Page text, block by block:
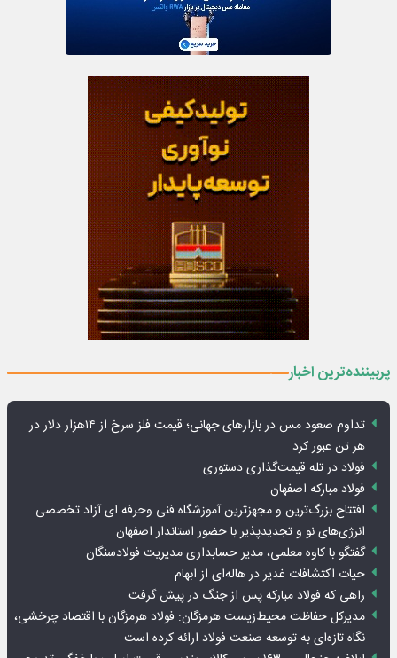
پربیننده‌ترین اخبار
تداوم صعود مس در بازارهای جهانی؛ قیمت فلز سرخ از ۱۴هزار دلار در
هر تن عبور کرد
فولاد در تله قیمت‌گذاری دستوری
فولاد مبارکه اصفهان
افتتاح بزرگ‌ترین و مجهزترین آموزشگاه فنی وحرفه ای آزاد تخصصی
انرژی‌های نو و تجدیدپذیر با حضور استاندار اصفهان
گفتگو با کاوه معلمی، مدیر حسابداری مدیریت فولادسنگان
حیات اکتشافات غدیر در هاله‌ای از ابهام
راهی که فولاد مبارکه پس از جنگ در پیش گرفت
مدیرکل حفاظت محیط‌زیست هرمزگان: فولاد هرمزگان با اقتصاد چرخشی،
نگاه تازه‌ای به توسعه صنعت فولاد ارائه کرده است